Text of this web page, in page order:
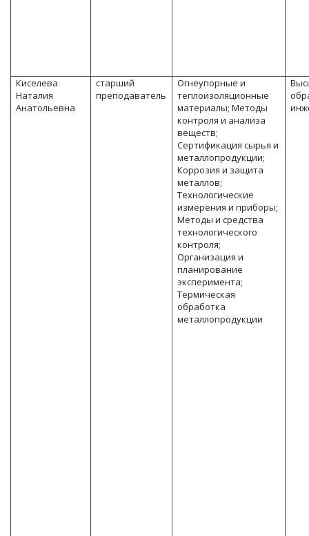
Киселева
Наталия
Анатольевна
старший
преподаватель
Огнеупорные и
теплоизоляционные
материалы; Методы
контроля и анализа
веществ;
Сертификация сырья и
металлопродукции;
Коррозия и защита
металлов;
Технологические
измерения и приборы;
Методы и средства
технологического
контроля;
Организация и
планирование
эксперимента;
Термическая
обработка
металлопродукции